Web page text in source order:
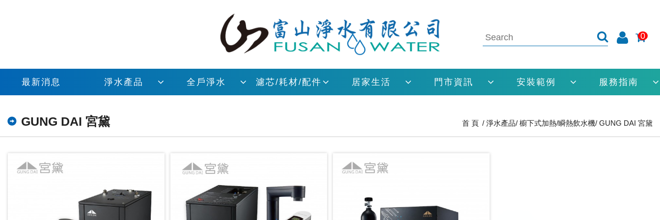
0
最新消息 淨水產品 全戶淨水 濾芯/耗材/配件 居家生活 門市資訊 安裝範例 服務指南
GUNG DAI 宮黛 首 頁 淨水產品 櫥下式加熱/瞬熱飲水機 GUNG DAI 宮黛